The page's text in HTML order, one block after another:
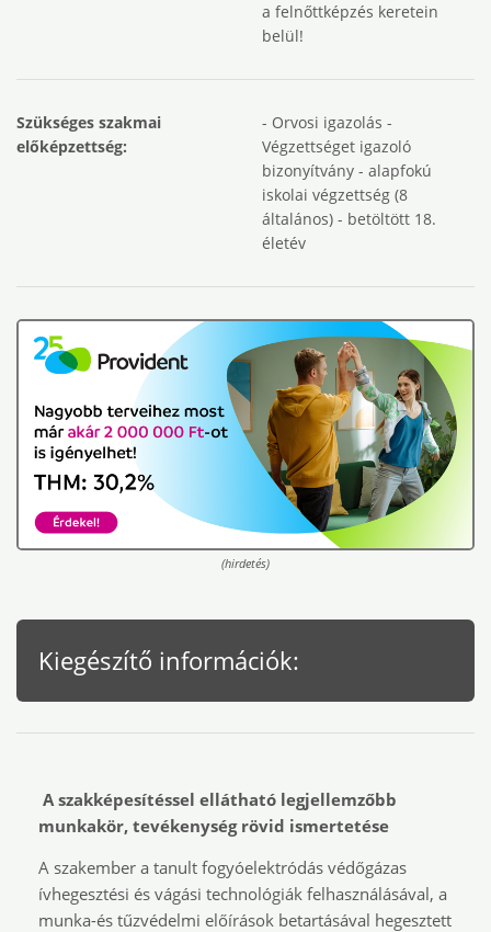
a felnőttképzés keretein
belül!
Szükséges szakmai
előképzettség:
- Orvosi igazolás -
Végzettséget igazoló
bizonyítvány - alapfokú
iskolai végzettség (8
általános) - betöltött 18.
életév
(hirdetés)
Kiegészítő információk:
A szakképesítéssel ellátható legjellemzőbb
munkakör, tevékenység rövid ismertetése
A szakember a tanult fogyóelektródás védőgázas
ívhegesztési és vágási technológiák felhasználásával, a
munka-és tűzvédelmi előírások betartásával hegesztett